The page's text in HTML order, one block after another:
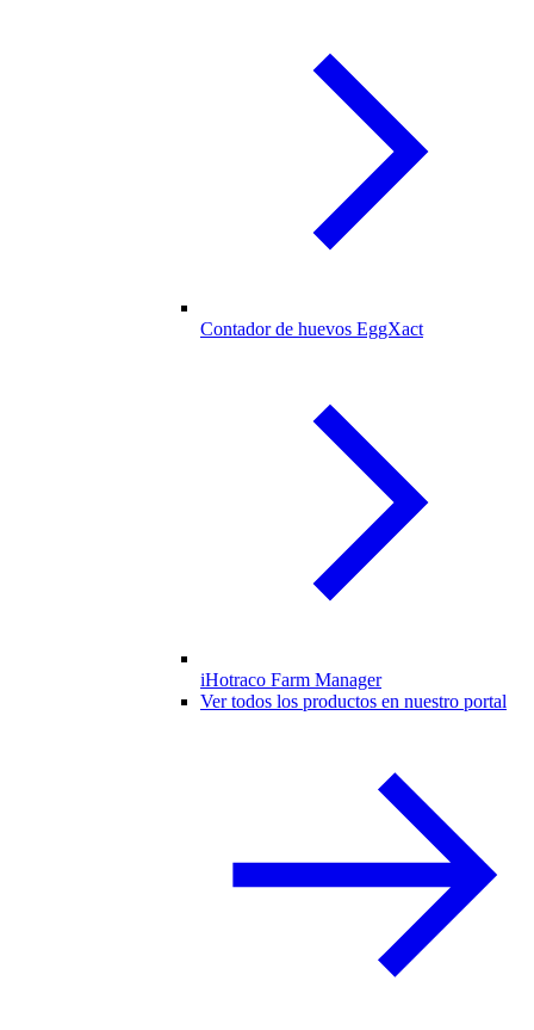
Contador de huevos EggXact
iHotraco Farm Manager
Ver todos los productos en nuestro portal